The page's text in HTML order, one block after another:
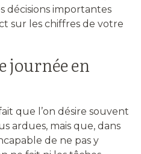
décisions importantes
sur les chiffres de votre
journée en
que l’on désire souvent
ardues, mais que, dans
de ne pas y